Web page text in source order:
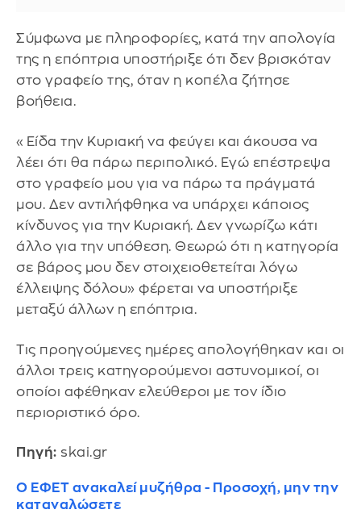
Σύμφωνα με πληροφορίες, κατά την απολογία
της η επόπτρια υποστήριξε ότι δεν βρισκόταν
στο γραφείο της, όταν η κοπέλα ζήτησε
βοήθεια.
«Είδα την Κυριακή να φεύγει και άκουσα να
λέει ότι θα πάρω περιπολικό. Εγώ επέστρεψα
στο γραφείο μου για να πάρω τα πράγματά
μου. Δεν αντιλήφθηκα να υπάρχει κάποιος
κίνδυνος για την Κυριακή. Δεν γνωρίζω κάτι
άλλο για την υπόθεση. Θεωρώ ότι η κατηγορία
σε βάρος μου δεν στοιχειοθετείται λόγω
έλλειψης δόλου» φέρεται να υποστήριξε
μεταξύ άλλων η επόπτρια.
Τις προηγούμενες ημέρες απολογήθηκαν και οι
άλλοι τρεις κατηγορούμενοι αστυνομικοί, οι
οποίοι αφέθηκαν ελεύθεροι με τον ίδιο
περιοριστικό όρο.
Πηγή: skai.gr
Ο ΕΦΕΤ ανακαλεί μυζήθρα - Προσοχή, μην την
καταναλώσετε